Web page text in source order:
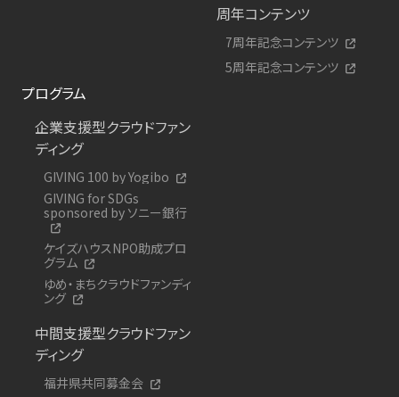
周年コンテンツ
7周年記念コンテンツ
5周年記念コンテンツ
プログラム
企業支援型クラウドファン
ディング
GIVING 100 by Yogibo
GIVING for SDGs
sponsored by ソニー銀行
ケイズハウスNPO助成プロ
グラム
ゆめ・まちクラウドファンディ
ング
中間支援型クラウドファン
ディング
福井県共同募金会